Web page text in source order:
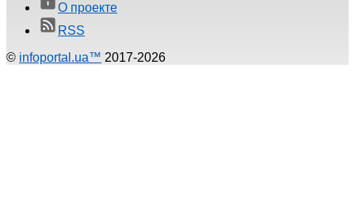
О проекте
RSS
© infoportal.ua™ 2017-2026